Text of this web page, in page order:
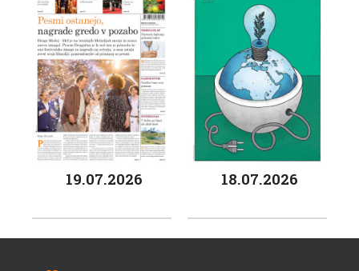
19.07.2026 18.07.2026